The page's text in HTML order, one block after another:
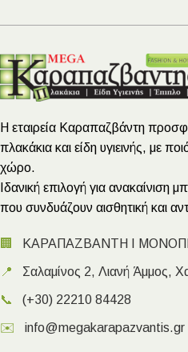
Η εταιρεία Καραπαζβάντη
πλακάκια και είδη υγιεινής, με
χώρο.
Ιδανική επιλογή για ανακαίνιση
που συνδυάζουν αισθητική και
🏢 ΚΑΡΑΠΑΖΒΑΝΤΗ Ι
📍 Σαλαμίνος 2, Λιανή Άμμος,
📞 (+30) 22210 84428
✉️ info@megakarapazvantis.gr